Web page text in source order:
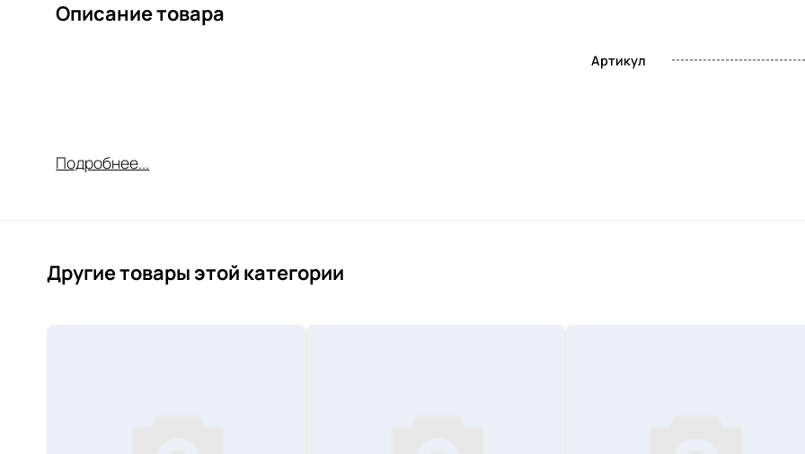
Описание товара
Подробнее...
Артикул
Другие товары этой категории